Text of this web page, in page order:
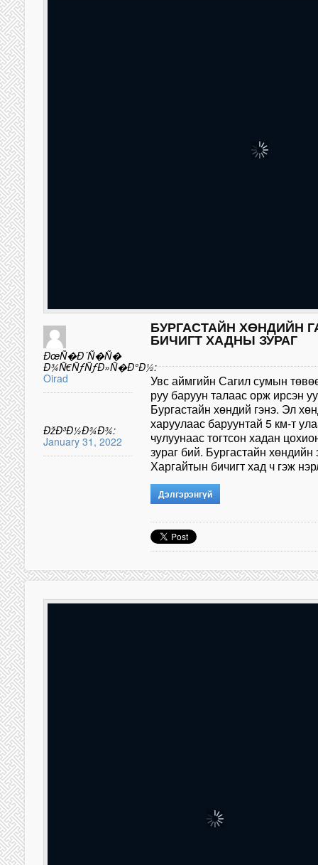
ÐœÑ�Ð´Ñ�Ñ�
Ð¾Ñ€ÑƒÑƒÐ»Ñ�Ð°Ð½:
Oirad
ÐžÐ³Ð½Ð¾Ð¾:
January 31, 2022
БУРГАСТАЙН ХӨНДИЙН
БИЧИГТ ХАДНЫ ЗУРАГ
Увс аймгийн Сагил сумын
руу баруун талаас орж ирсэн
Бургастайн хөндий гэнэ. Эл
харуулаас баруунтай 5 км-т
чулуунаас тогтсон хадан
зураг бий. Бургастайн хөндийн
Харгайтын бичигт хад ч гэж
Дэлгэрэнгүй